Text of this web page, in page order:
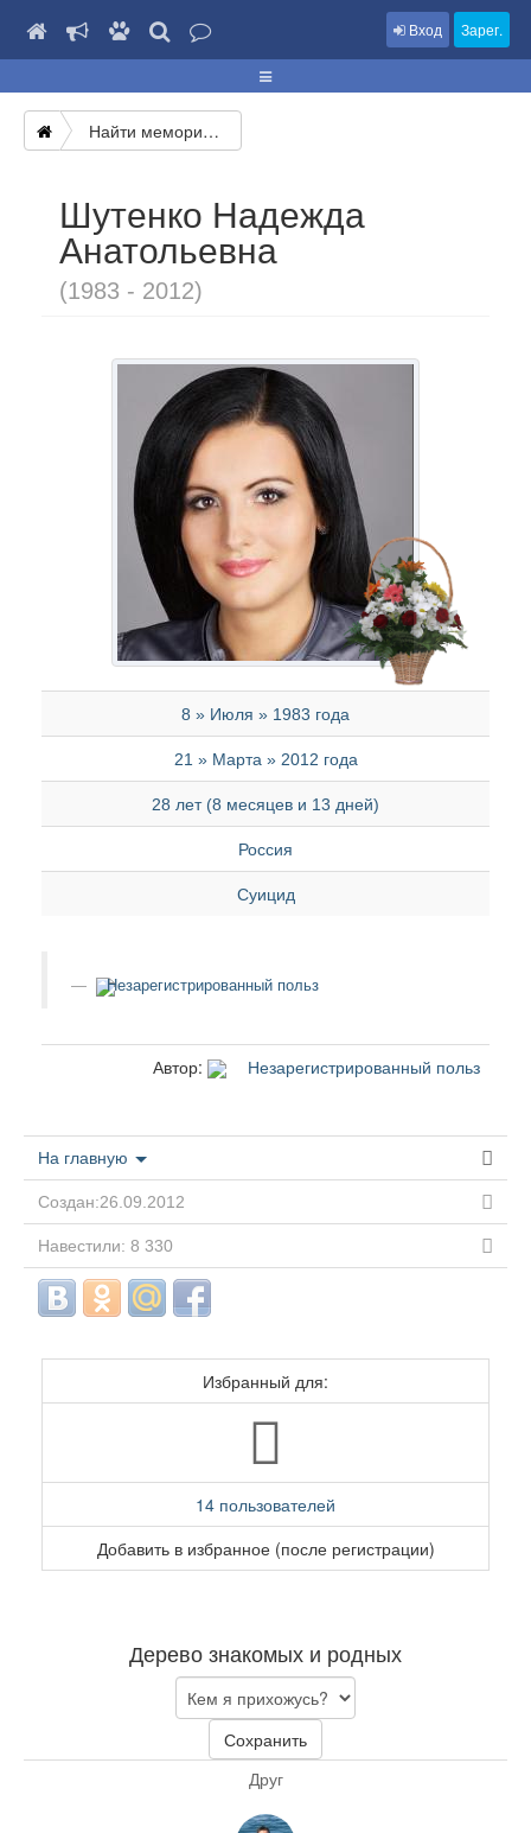
Вход Зарег.
Найти мемориал
Шутенко Надежда
Анатольевна
(1983 - 2012)
8 » Июля » 1983 года
21 » Марта » 2012 года
28 лет (8 месяцев и 13 дней)
Россия
Суицид
Незарегистрированный польз
Автор: Незарегистрированный польз
На главную
Создан:26.09.2012
Навестили: 8 330
Избранный для:
14 пользователей
Добавить в избранное (после регистрации)
Дерево знакомых и родных
Сохранить
Друг